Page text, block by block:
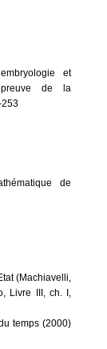
et
de la
de
(Machiavelli,
Livre III, ch. I,
temps (2000)